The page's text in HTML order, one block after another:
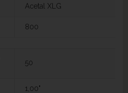
Acetal XLG
800
50
1,00"